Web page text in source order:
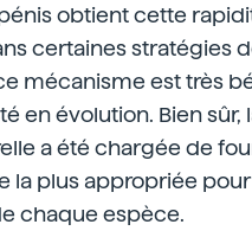
obtient cette
certaines stratégies
mécanisme est très
en évolution. Bien sûr,
a été chargée de
la plus appropriée
chaque espèce.